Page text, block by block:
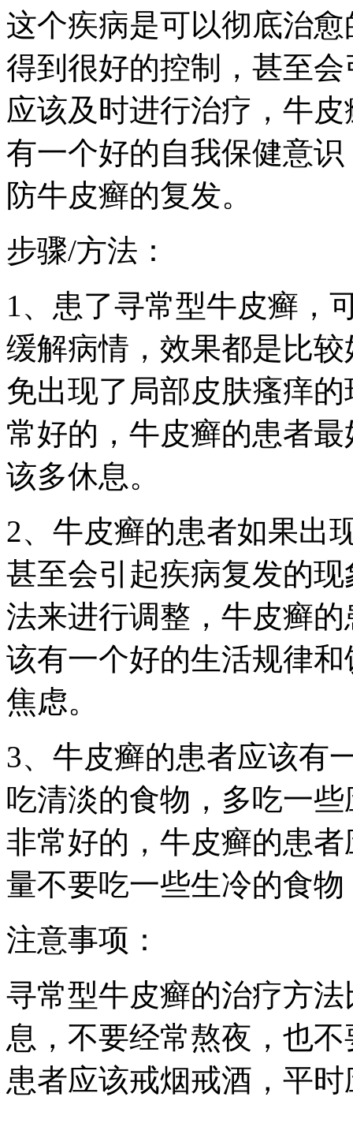
这个疾病是可以彻底治
得到很好的控制，甚至
应该及时进行治疗，牛
有一个好的自我保健意
防牛皮癣的复发。
步骤/方法：
1、患了寻常型牛皮癣，
缓解病情，效果都是比
免出现了局部皮肤瘙痒
常好的，牛皮癣的患者
该多休息。
2、牛皮癣的患者如果出
甚至会引起疾病复发的
法来进行调整，牛皮癣
该有一个好的生活规律
焦虑。
3、牛皮癣的患者应该有
吃清淡的食物，多吃一
非常好的，牛皮癣的患
量不要吃一些生冷的食
注意事项：
寻常型牛皮癣的治疗方
息，不要经常熬夜，也
患者应该戒烟戒酒，平